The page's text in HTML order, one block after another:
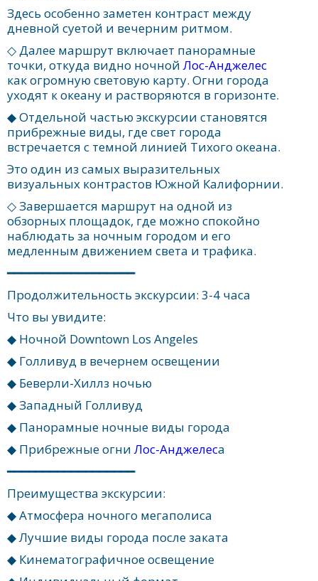
Здесь особенно заметен контраст между
дневной суетой и вечерним ритмом.
◇ Далее маршрут включает панорамные
точки, откуда видно ночнойЛос-Анджелес
как огромную световую карту. Огни города
уходят к океану и растворяются в горизонте.
◆ Отдельной частью экскурсии становятся
прибрежные виды, где свет города
встречается с темной линией Тихого океана.
Это один из самых выразительных
визуальных контрастов Южной Калифорнии.
◇ Завершается маршрут на одной из
обзорных площадок, где можно спокойно
наблюдать за ночным городом и его
медленным движением света и трафика.
━━━━━━━━━━━━━━━━━━
Продолжительность экскурсии: 3-4 часа
Что вы увидите:
◆ Ночной Downtown Los Angeles
◆ Голливуд в вечернем освещении
◆ Беверли-Хиллз ночью
◆ Западный Голливуд
◆ Панорамные ночные виды города
◆ Прибрежные огниЛос-Анджелеса
━━━━━━━━━━━━━━━━━━
Преимущества экскурсии:
◆ Атмосфера ночного мегаполиса
◆ Лучшие виды города после заката
◆ Кинематографичное освещение